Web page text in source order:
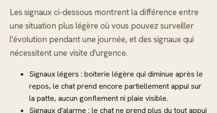
Les signaux ci-dessous montrent la différence entre
une situation plus légère où vous pouvez surveiller
l'évolution pendant une journée, et des signaux qui
nécessitent une visite d'urgence.
Signaux légers : boiterie légère qui diminue après le
repos, le chat prend encore partiellement appui sur
la patte, aucun gonflement ni plaie visible.
Signaux d'alarme : le chat ne prend plus du tout appui